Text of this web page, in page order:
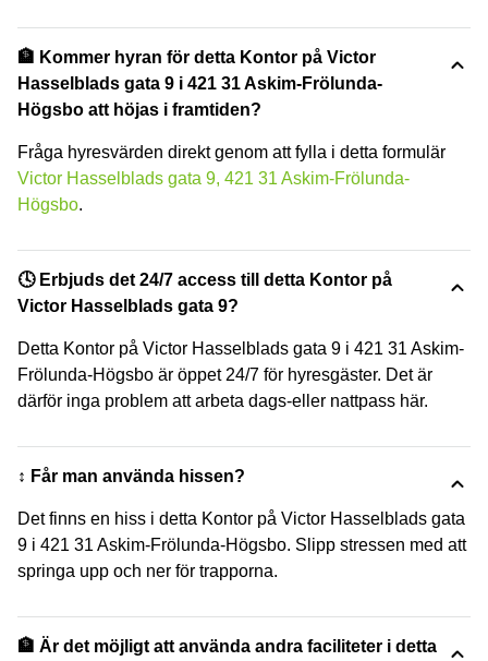
🏦 Kommer hyran för detta Kontor på Victor
Hasselblads gata 9 i 421 31 Askim-Frölunda-
Högsbo att höjas i framtiden?
Fråga hyresvärden direkt genom att fylla i detta formulär
Victor Hasselblads gata 9, 421 31 Askim-Frölunda-
Högsbo.
🕓 Erbjuds det 24/7 access till detta Kontor på
Victor Hasselblads gata 9?
Detta Kontor på Victor Hasselblads gata 9 i 421 31 Askim-
Frölunda-Högsbo är öppet 24/7 för hyresgäster. Det är
därför inga problem att arbeta dags-eller nattpass här.
↕️ Får man använda hissen?
Det finns en hiss i detta Kontor på Victor Hasselblads gata
9 i 421 31 Askim-Frölunda-Högsbo. Slipp stressen med att
springa upp och ner för trapporna.
🏦 Är det möjligt att använda andra faciliteter i detta